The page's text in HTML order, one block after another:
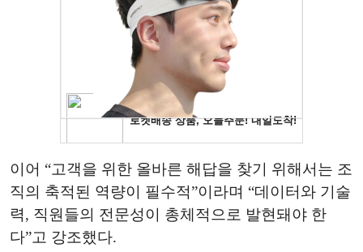
이어 “고객을 위한 올바른 해답을 찾기 위해서는 조
직의 축적된 역량이 필수적”이라며 “데이터와 기술
력, 직원들의 전문성이 총체적으로 발현돼야 한
다”고 강조했다.